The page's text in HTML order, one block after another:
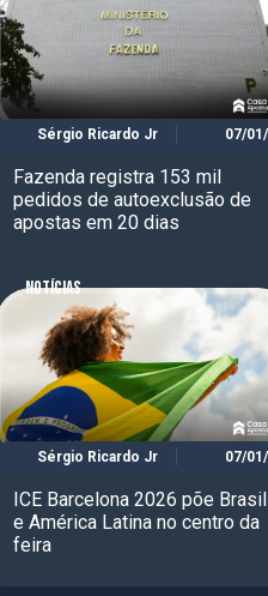
Sérgio Ricardo Jr 07/
Fazenda registra 153 mil
pedidos de autoexclusão de
apostas em 20 dias
NOTÍCIAS
Sérgio Ricardo Jr 07/
ICE Barcelona 2026 põe Brasil
e América Latina no centro da
feira